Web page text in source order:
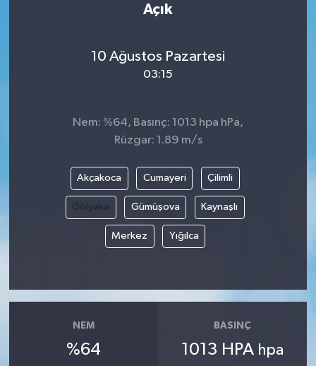
Açık
10 Ağustos Pazartesi
03:15
Nem: %64, Basınç: 1013 hpa hPa,
Rüzgar: 1.89 m/s
Akçakoca Cumayeri Çilimli
Gölyaka Gümüşova Kaynaşlı
Merkez Yığılca
NEM
%64
BASINÇ
1013 HPA hpa